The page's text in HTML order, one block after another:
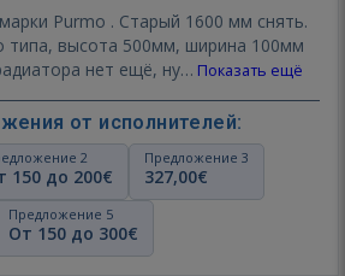
Purmo . Старый 1600 мм снять.
типа, высота 500мм, ширина 100мм
нет ещё, ну… Показать ещё
от исполнителей:
2
150 до 200€
Предложение 3
327,00€
Предложение 5
От 150 до 300€